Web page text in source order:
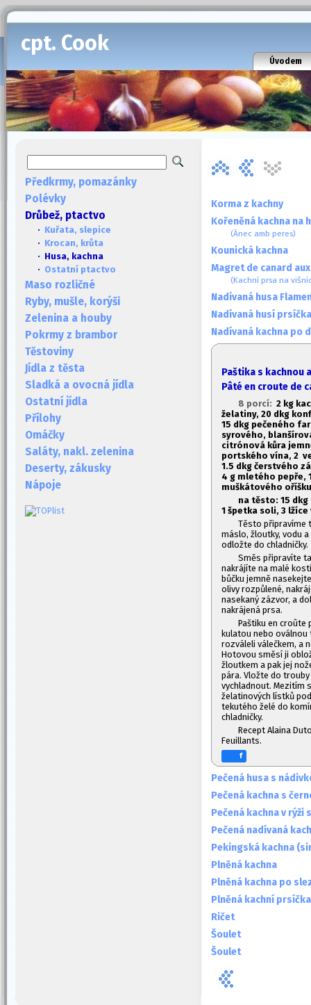
cpt. Cook
Úvodem
Předkrmy, pomazánky
Polévky
Drůbež, ptactvo
· Kuřata, slepice
· Krocan, krůta
· Husa, kachna
· Ostatní ptactvo
Maso rozličné
Ryby, mušle, korýši
Zelenina a houby
Pokrmy z brambor
Těstoviny
Jídla z těsta
Sladká a ovocná jídla
Ostatní jídla
Přílohy
Omáčky
Saláty, nakl. zelenina
Deserty, zákusky
Nápoje
Korma z kachny
Kořeněná kachna na
(Ànec amb peres)
Kounická kachna
Magret de canard
(Kachní prsa na
Nadívaná husa
Nadívaná husí prsíčka
Nadívaná kachna po
Paštika s kachnou
Pâté en croute de
8 porcí: 2 kg
želatiny, 20 dkg
15 dkg pečeného
syrového,
citrónová kůra
portského vína, 2
1.5 dkg čerstvého
4 g mletého pepře,
muškátového
na těsto: 15 dkg
1 špetka soli, 3 lžíce
Těsto připravíme
máslo, žloutky, vodu
odložte do chladničky.
Směs připravíte
nakrájíte na malé
bůčku jemně
olivy rozpůlené,
nasekaný zázvor, a
nakrájená prsa.
Paštiku en croûte
kulatou nebo
rozváleli válečkem, a
Hotovou směsí ji
žloutkem a pak jej
pára. Vložte do trouby
vychladnout. Mezitím
želatinových lístků
tekutého želé do
chladničky.
Recept Alaina
Feuillants.
f
Pečená husa s
Pečená kachna s
Pečená kachna v rýži
Pečená nadívaná
Pekingská kachna
Plněná kachna
Plněná kachna po
Plněná kachní
Ričet
Šoulet
Šoulet